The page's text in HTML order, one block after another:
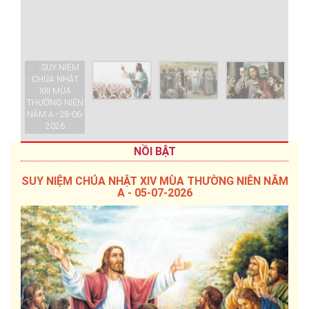
NỒI BẬT
SUY NIỆM CHÚA NHẬT XIV MÙA THƯỜNG NIÊN NĂM
A - 05-07-2026